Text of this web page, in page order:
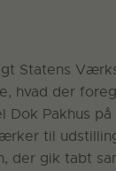
Statens
hvad der
Pakhus
til
der gik tabt